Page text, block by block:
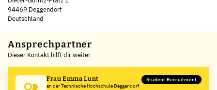
94469 Deggendorf
Deutschland
+
−
Ansprechpartner
Dieser Kontakt hilft dir weiter
Frau Emma Lunt
an der Technische Hochschule Deggendorf
Student Recruitment